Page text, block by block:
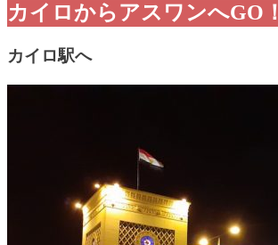
カイロからアスワンへGO！
カイロ駅へ